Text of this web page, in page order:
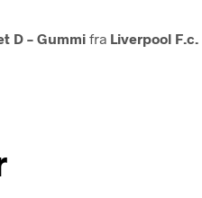
D – Gummi fra Liverpool F.c.